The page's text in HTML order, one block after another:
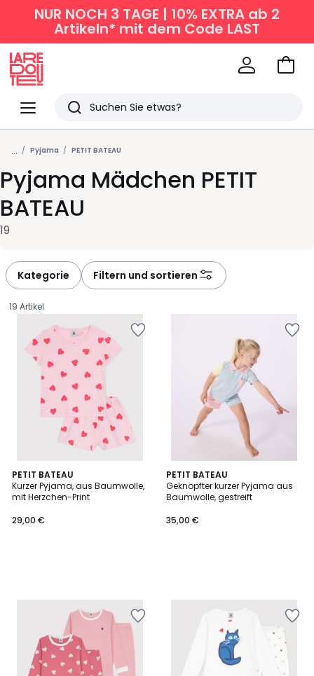
NUR NOCH 3 TAGE | 10% EXTRA ab 2
Artikeln* mit dem Code LAST
Menü
Redoute
Suchen
Zuletzt
angesehen
Artikel
Zum
... Pyjama PETIT BATEAU
Pyjama Mädchen PETIT
BATEAU
19
Kategorie Filtern und sortieren
19 Artikel
PETIT BATEAU
Kurzer Pyjama, aus Baumwolle,
mit Herzchen-Print
€.
29,00 €
PETIT BATEAU
Geknöpfter kurzer Pyjama aus
Baumwolle, gestreift
35,00 €